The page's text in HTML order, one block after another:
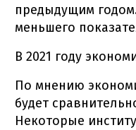
предыдущим
меньшего
В 2021 году
По мнению
будет
Некоторые